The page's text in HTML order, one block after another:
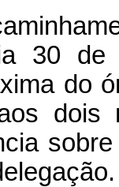
30 de
do
dois